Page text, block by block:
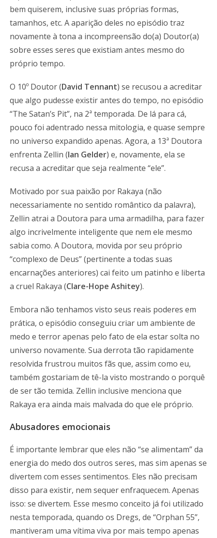
bem quiserem, inclusive suas próprias formas,
tamanhos, etc. A aparição deles no episódio traz
novamente à tona a incompreensão do(a) Doutor(a)
sobre esses seres que existiam antes mesmo do
próprio tempo.
O 10º Doutor (David Tennant) se recusou a acreditar
que algo pudesse existir antes do tempo, no episódio
“The Satan’s Pit”, na 2ª temporada. De lá para cá,
pouco foi adentrado nessa mitologia, e quase sempre
no universo expandido apenas. Agora, a 13ª Doutora
enfrenta Zellin (Ian Gelder) e, novamente, ela se
recusa a acreditar que seja realmente “ele”.
Motivado por sua paixão por Rakaya (não
necessariamente no sentido romântico da palavra),
Zellin atrai a Doutora para uma armadilha, para fazer
algo incrivelmente inteligente que nem ele mesmo
sabia como. A Doutora, movida por seu próprio
“complexo de Deus” (pertinente a todas suas
encarnações anteriores) cai feito um patinho e liberta
a cruel Rakaya (Clare-Hope Ashitey).
Embora não tenhamos visto seus reais poderes em
prática, o episódio conseguiu criar um ambiente de
medo e terror apenas pelo fato de ela estar solta no
universo novamente. Sua derrota tão rapidamente
resolvida frustrou muitos fãs que, assim como eu,
também gostariam de tê-la visto mostrando o porquê
de ser tão temida. Zellin inclusive menciona que
Rakaya era ainda mais malvada do que ele próprio.
Abusadores emocionais
É importante lembrar que eles não “se alimentam” da
energia do medo dos outros seres, mas sim apenas se
divertem com esses sentimentos. Eles não precisam
disso para existir, nem sequer enfraquecem. Apenas
isso: se divertem. Esse mesmo conceito já foi utilizado
nesta temporada, quando os Dregs, de “Orphan 55”,
mantiveram uma vítima viva por mais tempo apenas